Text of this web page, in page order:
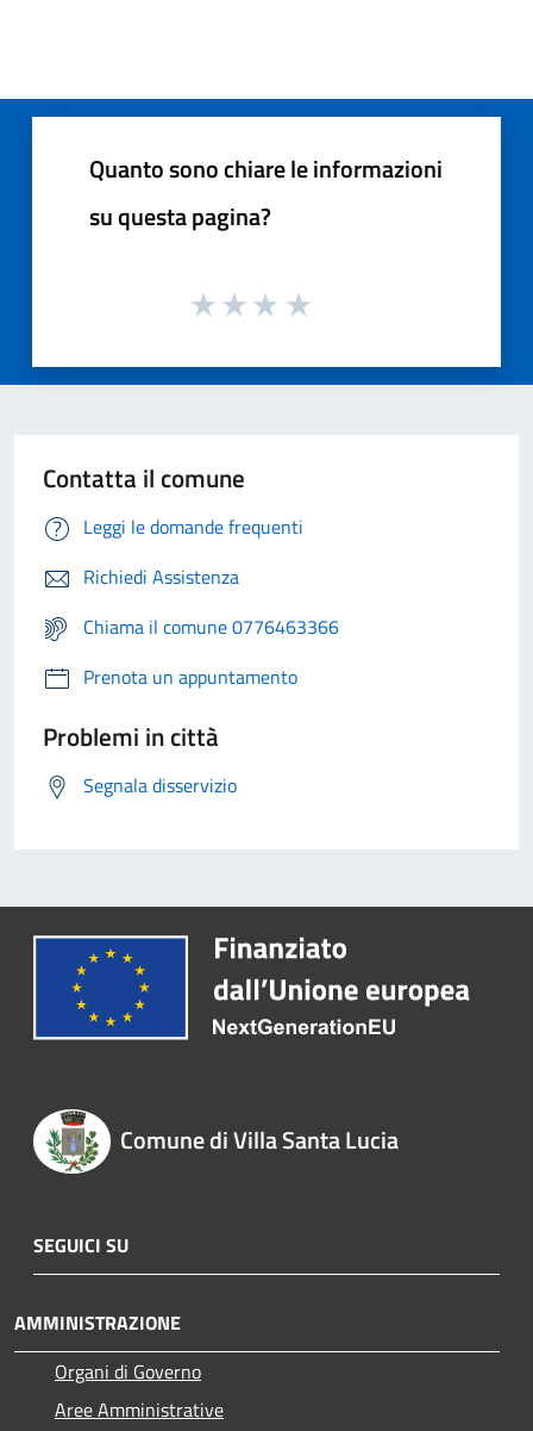
Quanto sono chiare le informazioni
su questa pagina?
Contatta il comune
Leggi le domande frequenti
Richiedi Assistenza
Chiama il comune 0776463366
Prenota un appuntamento
Problemi in città
Segnala disservizio
Comune di Villa Santa Lucia
SEGUICI SU
AMMINISTRAZIONE
Organi di Governo
Aree Amministrative